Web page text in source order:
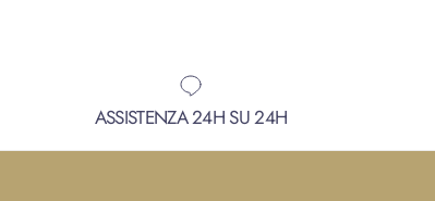
ASSISTENZA 24H SU 24H